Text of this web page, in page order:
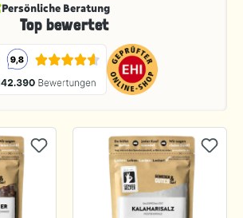
Persönliche Beratung
Top bewertet